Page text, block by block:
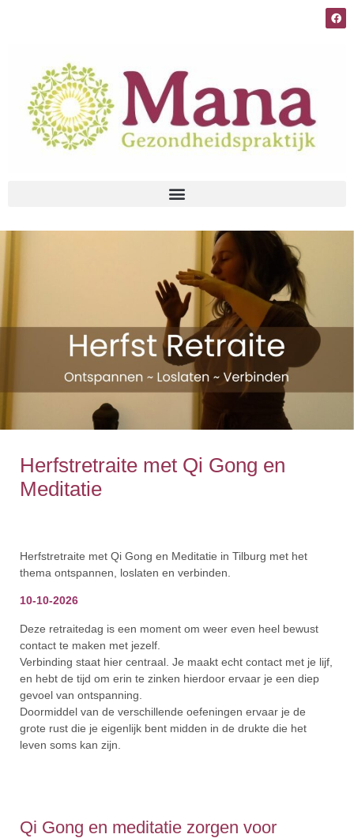
Herfstretraite met Qi Gong en
Meditatie
Herfstretraite met Qi Gong en Meditatie in Tilburg met het
thema ontspannen, loslaten en verbinden.
10-10-2026
Deze retraitedag is een moment om weer even heel bewust
contact te maken met jezelf.
Verbinding staat hier centraal. Je maakt echt contact met je lijf,
en hebt de tijd om erin te zinken hierdoor ervaar je een diep
gevoel van ontspanning.
Doormiddel van de verschillende oefeningen ervaar je de
grote rust die je eigenlijk bent midden in de drukte die het
leven soms kan zijn.
Qi Gong en meditatie zorgen voor